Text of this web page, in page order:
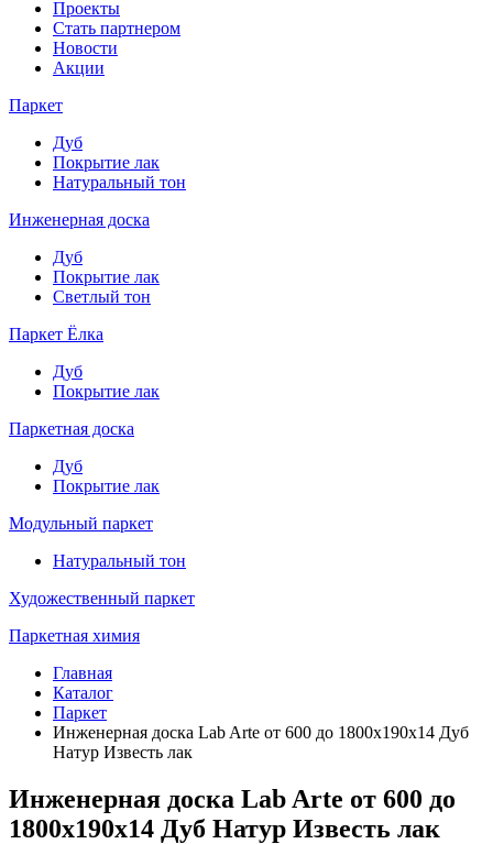
Проекты
Стать партнером
Новости
Акции
Паркет
Дуб
Покрытие лак
Натуральный тон
Инженерная доска
Дуб
Покрытие лак
Светлый тон
Паркет Ёлка
Дуб
Покрытие лак
Паркетная доска
Дуб
Покрытие лак
Модульный паркет
Натуральный тон
Художественный паркет
Паркетная химия
Главная
Каталог
Паркет
Инженерная доска Lab Arte от 600 до 1800х190х14 Дуб
Натур Известь лак
Инженерная доска Lab Arte от 600 до
1800х190х14 Дуб Натур Известь лак